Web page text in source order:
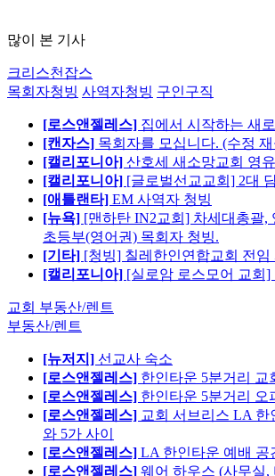
많이 본 기사
크리스천잡스
목회자청빙 사역자청빙 구인구직
[로스앤젤레스] 집에서 시작하는 새
[캔자스] 목회자를 모십니다. (수정
[캘리포니아] 산호세 새소망교회 영
[캘리포니아] [글로벌선교교회] 2대
[애틀랜타] EM 사역자 청빙
[뉴욕] [맨하탄 IN2교회] 차세대총괄,
초등부(영어권) 목회자 청빙.
[기타] [청빙] 칠레한인연합교회 전임
[캘리포니아] [실로암 로스모어 교회]
교회 부동산/렌트
부동산/렌트
[뉴저지] 선교사 숙소
[로스앤젤레스] 한인타운 5분거리 교
[로스앤젤레스] 한인타운 5분거리 오
[로스앤젤레스] 교회 서브리스 LA 한
와 5가 사이
[로스앤젤레스] LA 한인타운 예배 공
[로스앤젤레스] 웨어 하우스 (사무실,